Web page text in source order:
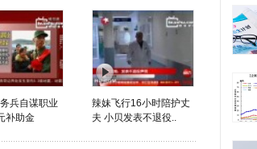
兵自谋职业
补助金
辣妹飞行16小时陪护丈
夫 小贝发表不退役..